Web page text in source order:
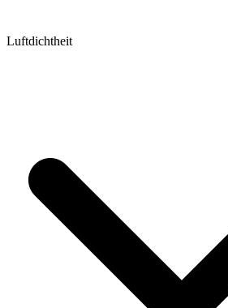
Luftdichtheit